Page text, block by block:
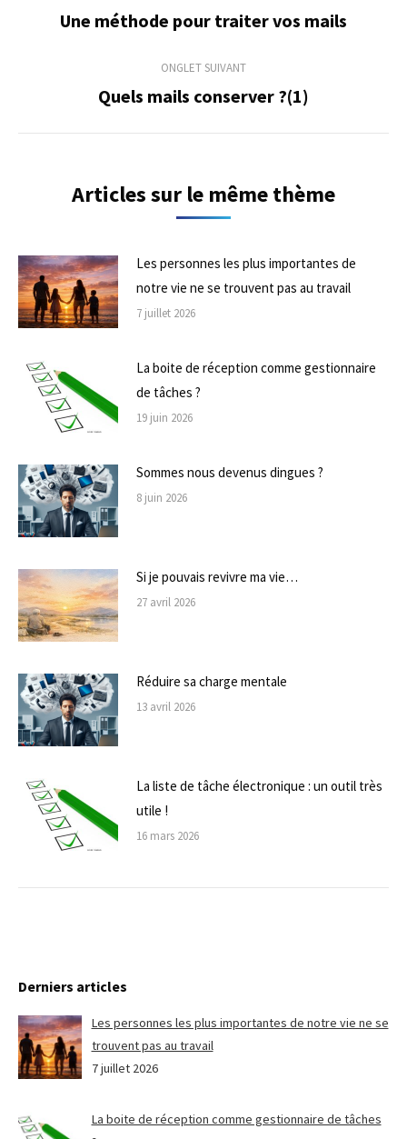
commentaire
Onglet
Une méthode pour traiter vos mails
ONGLET SUIVANT
Onglet
Quels mails conserver ?(1)
Articles sur le même thème
Les personnes les plus importantes de
notre vie ne se trouvent pas au travail
7 juillet 2026
La boite de réception comme gestionnaire
de tâches ?
19 juin 2026
Sommes nous devenus dingues ?
8 juin 2026
Si je pouvais revivre ma vie…
27 avril 2026
Réduire sa charge mentale
13 avril 2026
La liste de tâche électronique : un outil très
utile !
16 mars 2026
Derniers articles
Les personnes les plus importantes de notre vie ne se
trouvent pas au travail
7 juillet 2026
La boite de réception comme gestionnaire de tâches